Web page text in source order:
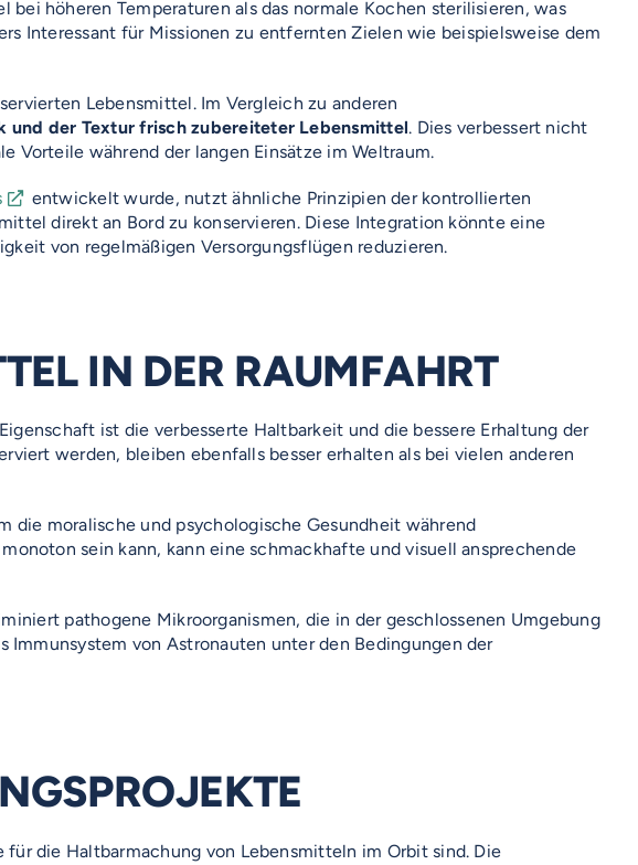
höheren Temperaturen als das normale Kochen sterilisieren, was
Interessant für Missionen zu entfernten Zielen wie beispielsweise dem
Lebensmittel. Im Vergleich zu anderen
und der Textur frisch zubereiteter Lebensmittel. Dies verbessert nicht
Vorteile während der langen Einsätze im Weltraum.
entwickelt wurde, nutzt ähnliche Prinzipien der kontrollierten
direkt an Bord zu konservieren. Diese Integration könnte eine
von regelmäßigen Versorgungsflügen reduzieren.
IN DER RAUMFAHRT
ist die verbesserte Haltbarkeit und die bessere Erhaltung der
werden, bleiben ebenfalls besser erhalten als bei vielen anderen
die moralische und psychologische Gesundheit während
sein kann, kann eine schmackhafte und visuell ansprechende
pathogene Mikroorganismen, die in der geschlossenen Umgebung
Immunsystem von Astronauten unter den Bedingungen der
die Haltbarmachung von Lebensmitteln im Orbit sind. Die